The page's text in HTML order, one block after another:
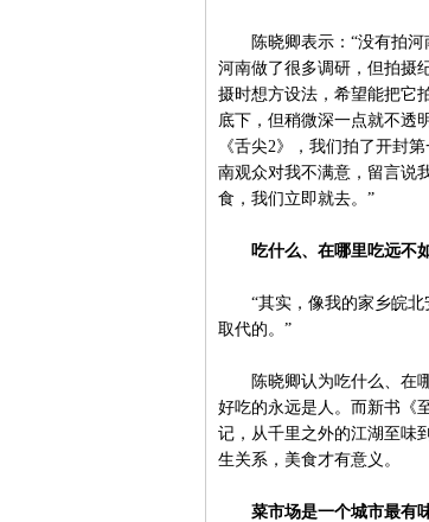
陈晓卿表示：“没有拍河
河南做了很多调研，但拍摄
摄时想方设法，希望能把它
底下，但稍微深一点就不透
《舌尖2》，我们拍了开封
南观众对我不满意，留言说
食，我们立即就去。”
吃什么、在哪里吃远不如
“其实，像我的家乡皖北
取代的。”
陈晓卿认为吃什么、在哪
好吃的永远是人。而新书《
记，从千里之外的江湖至味
生关系，美食才有意义。
菜市场是一个城市最有